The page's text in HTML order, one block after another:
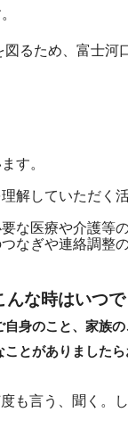
るため、富士河
す。
解していただく
な医療や介護等
なぎや連絡調整
んな時はいつ
自身のこと、家族の
ことがありましたら
も言う、聞く。し